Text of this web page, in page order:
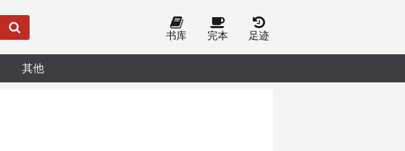
书库 完本 足迹
其他